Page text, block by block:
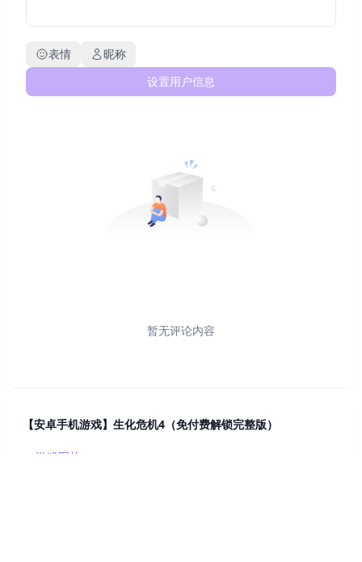
表情
昵称
设置用户信息
暂无评论内容
【安卓手机游戏】生化危机4（免付费解锁完整版）
游戏图片